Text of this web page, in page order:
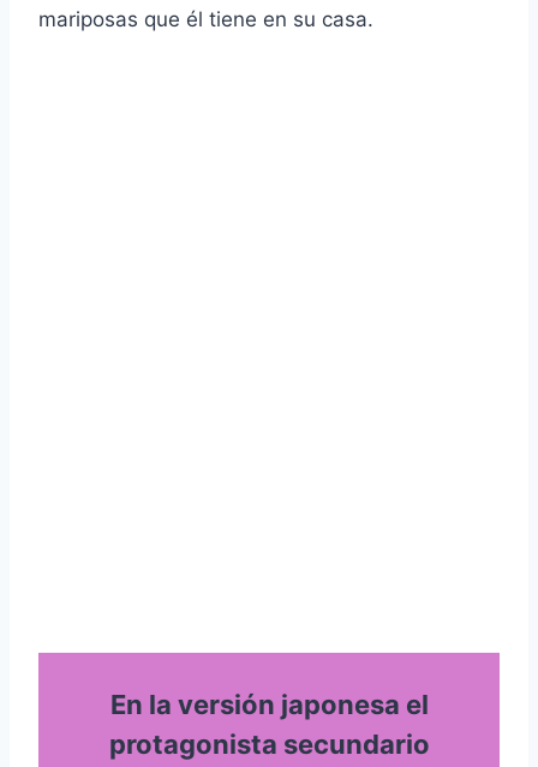
mariposas que él tiene en su casa.
En la versión japonesa el
protagonista secundario